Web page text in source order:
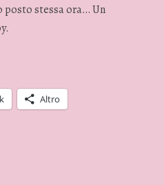
posto stessa ora… Un
Altro